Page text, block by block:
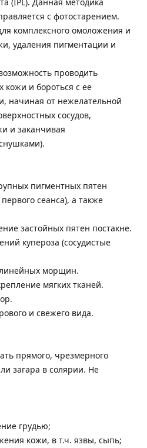
с фотостарением.
комплексного омоложения и
удаления пигментации и
проводить
кожи и бороться с ее
начиная от нежелательной
сосудов,
и заканчивая
пигментных пятен
сеанса), а также
застойных пятен постакне.
купероза (сосудистые
линейных морщин.
мягких тканей.
и свежего вида.
прямого, чрезмерного
загара в солярии. Не
грудью;
кожи, в т.ч. язвы, сыпь;